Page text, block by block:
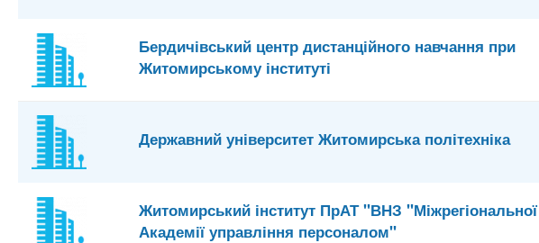
Бердичівський центр дистанційного навчання при
Житомирському інституті
Державний університет Житомирська політехніка
Житомирський інститут ПрАТ "ВНЗ "Міжрегіональної
Академії управління персоналом"